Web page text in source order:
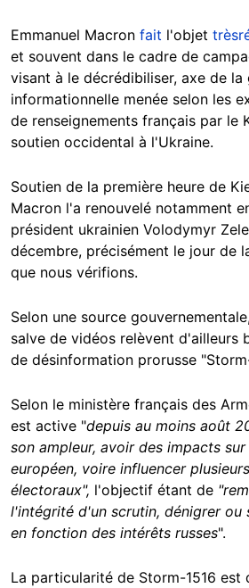
Emmanuel Macron fait l'objet très
et souvent dans le cadre de
visant à le décrédibiliser, axe de la
informationnelle menée selon les
de renseignements français par le
soutien occidental à l'Ukraine.
Soutien de la première heure de
Macron l'a renouvelé notamment
président ukrainien Volodymyr
décembre, précisément le jour de
que nous vérifions.
Selon une source
salve de vidéos relèvent d'ailleurs
de désinformation prorusse
Selon le ministère français des
est active "depuis au moins août
son ampleur, avoir des impacts
européen, voire influencer
électoraux", l'objectif étant de
l'intégrité d'un scrutin, dénigrer ou
en fonction des intérêts russes".
La particularité de Storm-1516 est